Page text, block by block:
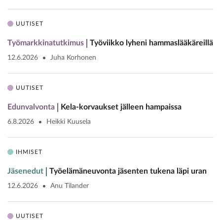
UUTISET
Työmarkkinatutkimus Työviikko lyheni hammaslääkäreillä
12.6.2026 Juha Korhonen
UUTISET
Edunvalvonta Kela-korvaukset jälleen hampaissa
6.8.2026 Heikki Kuusela
IHMISET
Jäsenedut Työelämäneuvonta jäsenten tukena läpi uran
12.6.2026 Anu Tilander
UUTISET